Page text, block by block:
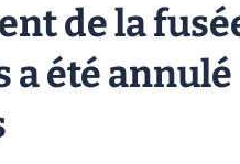
de la
a été